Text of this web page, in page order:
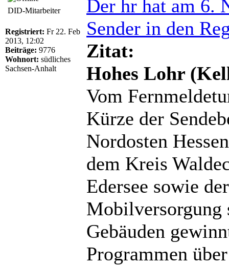
DID-Mitarbeiter
Registriert: Fr 22. Feb
2013, 12:02
Beiträge: 9776
Wohnort: südliches
Sachsen-Anhalt
Der hr hat am 6.
Sender in den
Zitat:
Hohes Lohr
Vom
Kürze der
Nordosten
dem Kreis
Edersee sowie
Mobilversorgung
Gebäuden
Programmen